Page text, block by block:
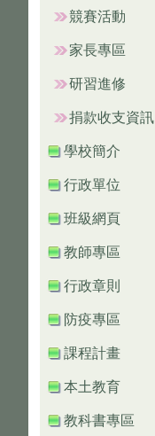
競賽活動
家長專區
研習進修
捐款收支資訊
學校簡介
行政單位
班級網頁
教師專區
行政章則
防疫專區
課程計畫
本土教育
教科書專區